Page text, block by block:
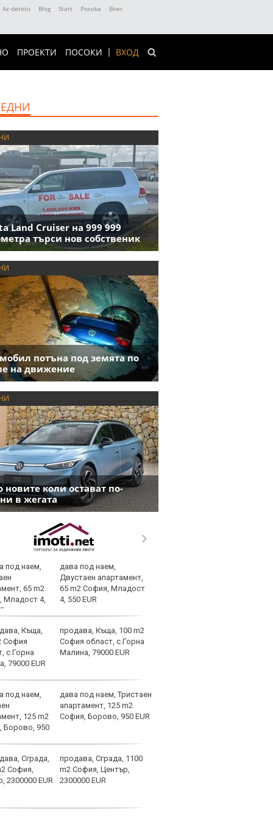
Az-deteto Blog Start Posoka
Boec
ВХОД
ПРОЕКТИ ПОСОКИ
Land Cruiser на 999 999
търси нов собственик
потъна под земята по
на движение
новите коли остават по-
в жегата
дава под наем,
Двустаен апартамент,
65 m2 София, Младост
4, 550 EUR
продава, Къща, 100 m2
София област, с.Горна
Малина, 79000 EUR
дава под наем, Тристаен
апартамент, 125 m2
София, Борово, 950 EUR
продава, Сграда, 1100
m2 София, Център,
2300000 EUR